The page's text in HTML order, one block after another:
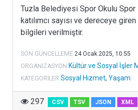
Tuzla Belediyesi Spor Okulu Spor
katılımcı sayısı ve dereceye
bilgileri verilmiştir.
SON GÜNCELLEME 24 Ocak 2025, 10:55
ORGANIZASYON Kültür ve Sosyal İşler
KATEGORILER Sosyal Hizmet, Yaşam
297 CSV TSV JSON XML